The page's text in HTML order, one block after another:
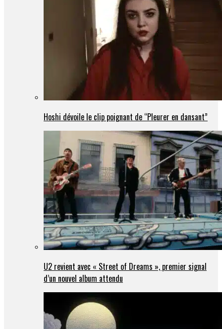
Hoshi dévoile le clip poignant de “Pleurer en dansant”
U2 revient avec « Street of Dreams », premier signal
d’un nouvel album attendu